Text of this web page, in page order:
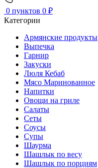
0 пунктов 0 ₽
Категории
Армянские продукты
Выпечка
Гарнир
Закуски
Люля Кебаб
Мясо Маринованное
Напитки
Овощи на гриле
Салаты
Сеты
Соусы
Супы
Шаурма
Шашлык по весу
Шашлык по порциям